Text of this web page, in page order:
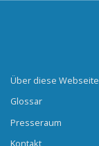
Über diese Webseite
Glossar
Presseraum
Kontakt